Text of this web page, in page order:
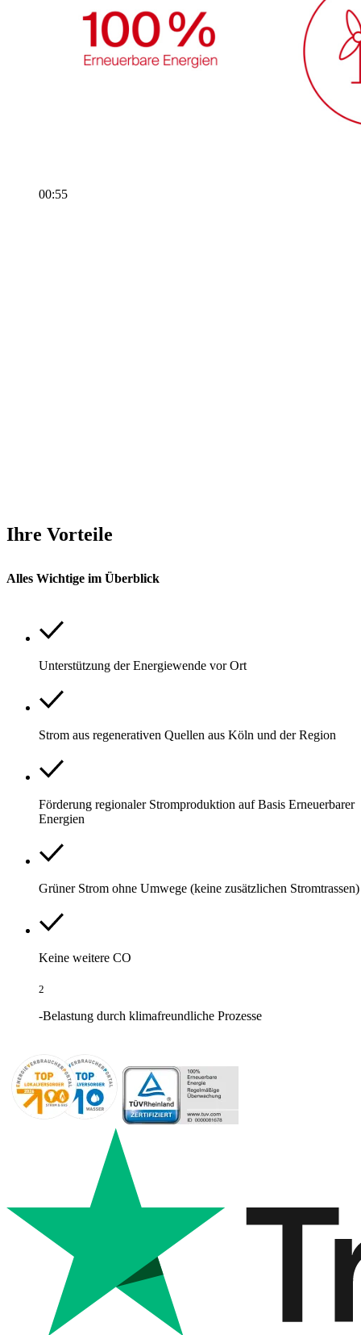
00:55
Ihre Vorteile
Alles Wichtige im Überblick
Unterstützung der Energiewende vor Ort
Strom aus regenerativen Quellen aus Köln und der Region
Förderung regionaler Stromproduktion auf Basis Erneuerbarer
Energien
Grüner Strom ohne Umwege (keine zusätzlichen Stromtrassen)
Keine weitere CO
2
-Belastung durch klimafreundliche Prozesse